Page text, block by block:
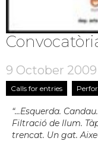
9 October 2009
Calls for entries
“...Esquerda.
Filtració de llum.
trencat. Un gat.